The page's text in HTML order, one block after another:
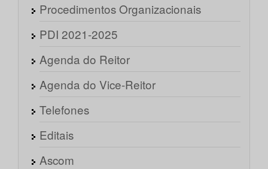
Procedimentos Organizacionais
PDI 2021-2025
Agenda do Reitor
Agenda do Vice-Reitor
Telefones
Editais
Ascom